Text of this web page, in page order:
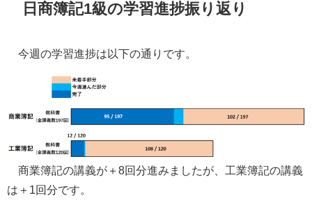
日商簿記1級の学習進捗振り返り
今週の学習進捗は以下の通りです。
商業簿記の講義が＋8回分進みましたが、工業簿記の講義
は＋1回分です。